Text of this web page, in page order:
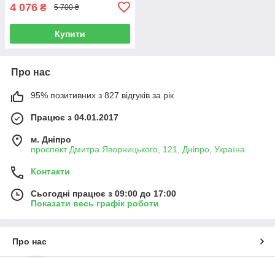
4 076 ₴ 5 700 ₴
Купити
Про нас
95% позитивних з 827 відгуків за рік
Працює з 04.01.2017
м. Дніпро
проспект Дмитра Яворницького, 121, Дніпро, Україна
Контакти
Сьогодні працює з 09:00 до 17:00
Показати весь графік роботи
Про нас